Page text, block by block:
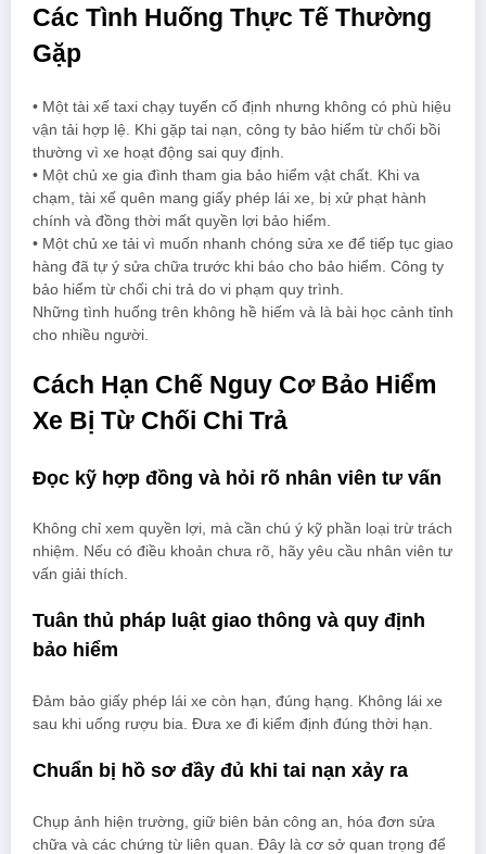
Các Tình Huống Thực Tế Thường
Gặp
• Một tài xế taxi chạy tuyến cố định nhưng không có phù hiệu
vận tải hợp lệ. Khi gặp tai nạn, công ty bảo hiểm từ chối bồi
thường vì xe hoạt động sai quy định.
• Một chủ xe gia đình tham gia bảo hiểm vật chất. Khi va
chạm, tài xế quên mang giấy phép lái xe, bị xử phạt hành
chính và đồng thời mất quyền lợi bảo hiểm.
• Một chủ xe tải vì muốn nhanh chóng sửa xe để tiếp tục giao
hàng đã tự ý sửa chữa trước khi báo cho bảo hiểm. Công ty
bảo hiểm từ chối chi trả do vi phạm quy trình.
Những tình huống trên không hề hiếm và là bài học cảnh tỉnh
cho nhiều người.
Cách Hạn Chế Nguy Cơ Bảo Hiểm
Xe Bị Từ Chối Chi Trả
Đọc kỹ hợp đồng và hỏi rõ nhân viên tư vấn
Không chỉ xem quyền lợi, mà cần chú ý kỹ phần loại trừ trách
nhiệm. Nếu có điều khoản chưa rõ, hãy yêu cầu nhân viên tư
vấn giải thích.
Tuân thủ pháp luật giao thông và quy định
bảo hiểm
Đảm bảo giấy phép lái xe còn hạn, đúng hạng. Không lái xe
sau khi uống rượu bia. Đưa xe đi kiểm định đúng thời hạn.
Chuẩn bị hồ sơ đầy đủ khi tai nạn xảy ra
Chụp ảnh hiện trường, giữ biên bản công an, hóa đơn sửa
chữa và các chứng từ liên quan. Đây là cơ sở quan trọng để